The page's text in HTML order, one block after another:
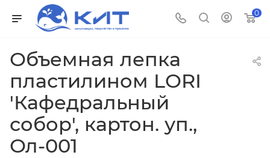
0
Объемная лепка
пластилином LORI
'Кафедральный
собор', картон. уп.,
Ол-001